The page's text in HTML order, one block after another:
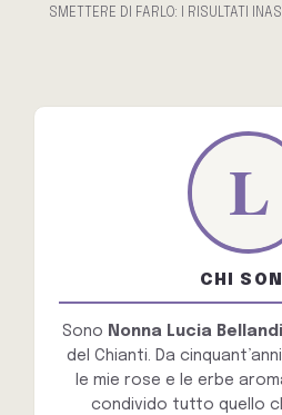
SMETTERE DI FARLO: I RISULTATI
CHI
Sono Nonna Lucia Bellandi
del Chianti. Da
le mie rose e le erbe
condivido tutto quello